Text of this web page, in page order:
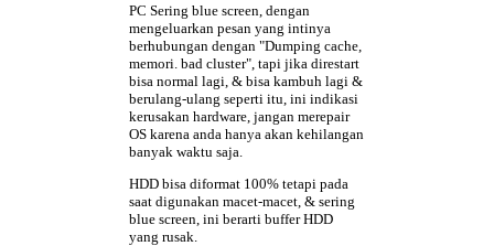
PC Sering blue screen, dengan
mengeluarkan pesan yang intinya
berhubungan dengan "Dumping cache,
memori. bad cluster", tapi jika direstart
bisa normal lagi, & bisa kambuh lagi &
berulang-ulang seperti itu, ini indikasi
kerusakan hardware, jangan merepair
OS karena anda hanya akan kehilangan
banyak waktu saja.
HDD bisa diformat 100% tetapi pada
saat digunakan macet-macet, & sering
blue screen, ini berarti buffer HDD
yang rusak.